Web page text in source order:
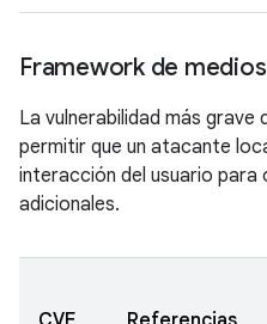
Framework de medios
La vulnerabilidad más
permitir que un atacante
interacción del usuario
adicionales.